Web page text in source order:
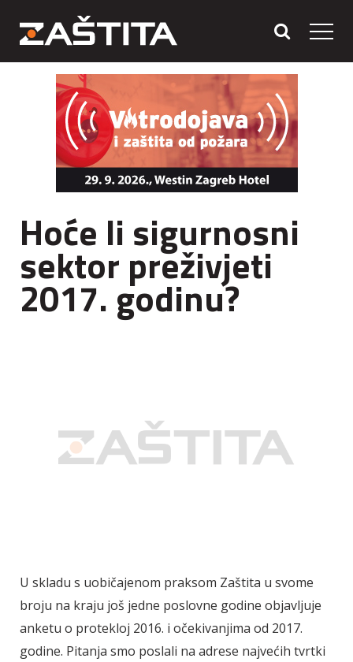
Hoće li sigurnosni
sektor preživjeti
2017. godinu?
U skladu s uobičajenom praksom Zaštita u svome
broju na kraju još jedne poslovne godine objavljuje
anketu o protekloj 2016. i očekivanjima od 2017.
godine. Pitanja smo poslali na adrese najvećih tvrtki